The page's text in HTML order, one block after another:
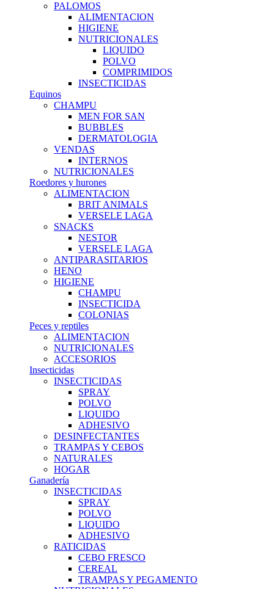
PALOMOS
ALIMENTACION
HIGIENE
NUTRICIONALES
LIQUIDO
POLVO
COMPRIMIDOS
INSECTICIDAS
Equinos
CHAMPU
MEN FOR SAN
BUBBLES
DERMATOLOGIA
VENDAS
INTERNOS
NUTRICIONALES
Roedores y hurones
ALIMENTACION
BRIT ANIMALS
VERSELE LAGA
SNACKS
NESTOR
VERSELE LAGA
ANTIPARASITARIOS
HENO
HIGIENE
CHAMPU
INSECTICIDA
COLONIAS
Peces y reptiles
ALIMENTACION
NUTRICIONALES
ACCESORIOS
Insecticidas
INSECTICIDAS
SPRAY
POLVO
LIQUIDO
ADHESIVO
DESINFECTANTES
TRAMPAS Y CEBOS
NATURALES
HOGAR
Ganadería
INSECTICIDAS
SPRAY
POLVO
LIQUIDO
ADHESIVO
RATICIDAS
CEBO FRESCO
CEREAL
TRAMPAS Y PEGAMENTO